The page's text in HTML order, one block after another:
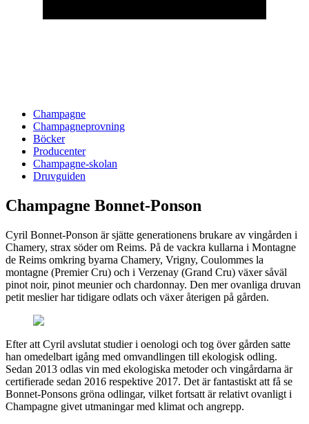
Champagne
Champagneprovning
Böcker
Producenter
Champagne-skolan
Druvguiden
Champagne Bonnet-Ponson
Cyril Bonnet-Ponson är sjätte generationens brukare av vingården i
Chamery, strax söder om Reims. På de vackra kullarna i Montagne
de Reims omkring byarna Chamery, Vrigny, Coulommes la
montagne (Premier Cru) och i Verzenay (Grand Cru) växer såväl
pinot noir, pinot meunier och chardonnay. Den mer ovanliga druvan
petit meslier har tidigare odlats och växer återigen på gården.
Efter att Cyril avslutat studier i oenologi och tog över gården satte
han omedelbart igång med omvandlingen till ekologisk odling.
Sedan 2013 odlas vin med ekologiska metoder och vingårdarna är
certifierade sedan 2016 respektive 2017. Det är fantastiskt att få se
Bonnet-Ponsons gröna odlingar, vilket fortsatt är relativt ovanligt i
Champagne givet utmaningar med klimat och angrepp.